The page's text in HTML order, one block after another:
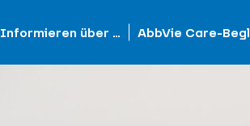
Informieren über … AbbVie Care-